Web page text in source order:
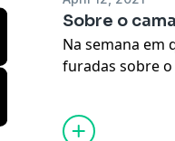
Sobre o
Na semana em
furadas sobre o
falamos sobre
Filme Que